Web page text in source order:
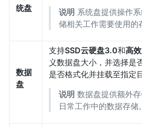
统盘
说明 系统盘提供操作
储相关工作需要使用的
数据
盘
支持SSD云硬盘3.0和高
义数据盘大小，并选择是
是否格式化并挂载至指定
说明 数据盘提供额外
日常工作中的数据存储。